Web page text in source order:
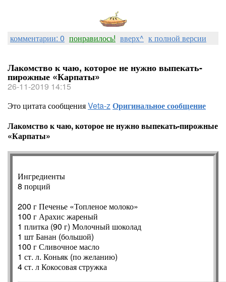
комментарии: 0 понравилось! вверх^ к полной версии
Лакомство к чаю, которое не нужно выпекать-
пирожные «Карпаты»
26-11-2019 14:15
Это цитата сообщенияVeta-zОригинальное сообщение
Лакомство к чаю, которое не нужно выпекать-пирожные
«Карпаты»
Ингредиенты
8 порций
200 г Печенье «Топленое молоко»
100 г Арахис жареный
1 плитка (90 г) Молочный шоколад
1 шт Банан (большой)
100 г Сливочное масло
1 ст. л. Коньяк (по желанию)
4 ст. л Кокосовая стружка